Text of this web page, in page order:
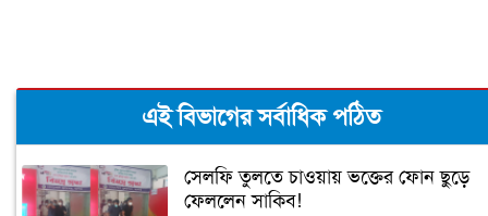
এই বিভাগের সর্বাধিক পঠিত
সেলফি তুলতে চাওয়ায় ভক্তের ফোন ছুড়ে
ফেললেন সাকিব!